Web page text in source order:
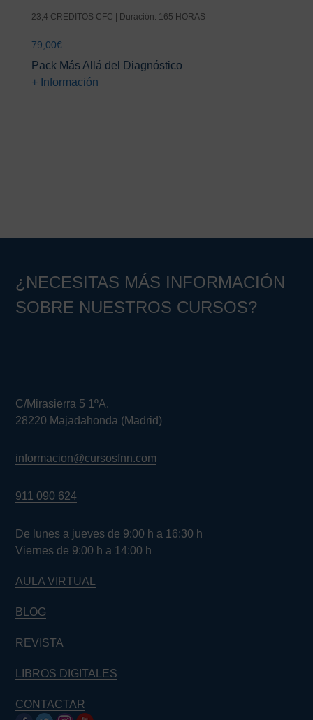
23,4 CREDITOS CFC | Duración: 165 HORAS
79,00€
Pack Más Allá del Diagnóstico
+ Información
¿NECESITAS MÁS INFORMACIÓN
SOBRE NUESTROS CURSOS?
C/Mirasierra 5 1ºA.
28220 Majadahonda (Madrid)
informacion@cursosfnn.com
911 090 624
De lunes a jueves de 9:00 h a 16:30 h
Viernes de 9:00 h a 14:00 h
AULA VIRTUAL
BLOG
REVISTA
LIBROS DIGITALES
CONTACTAR